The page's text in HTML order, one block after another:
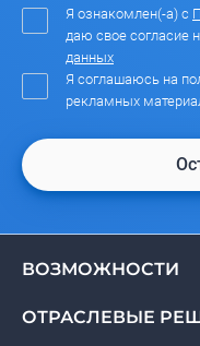
Я ознакомлен(-а) с
даю свое согласие
данных
Я соглашаюсь на
рекламных
ВОЗМОЖНОСТИ
ОТРАСЛЕВЫЕ